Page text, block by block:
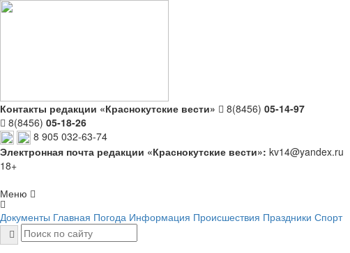
Контакты редакции «Краснокутские вести» 8(8456) 05-14-97
8(8456) 05-18-26
8 905 032-63-74
Электронная почта редакции «Краснокутские вести»: kv14@yandex.ru
18+
Меню
Документы Главная Погода Информация Происшествия Праздники Спорт